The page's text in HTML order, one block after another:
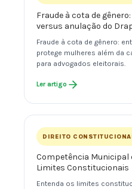
Fraude à cota de
versus anulação do
Fraude à cota de gênero:
protege mulheres além da
para advogados eleitorais.
Ler artigo
DIREITO
Competência Municipal
Limites Constitucionais
Entenda os limites